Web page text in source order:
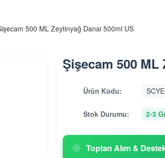
500 ML Zeytinyağ Danai 500ml US
Şişecam 500
Ürün Kodu:
Stok Durumu: 2-3
Toptan Alım &